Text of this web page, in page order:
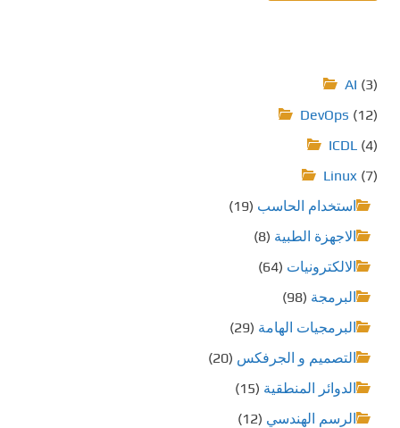
AI (3)
DevOps (12)
ICDL (4)
Linux (7)
استخدام الحاسب (19)
الاجهزة الطبية (8)
الالكترونيات (64)
البرمجة (98)
البرمجيات الهامة (29)
التصميم و الجرفكس (20)
الدوائر المنطقية (15)
الرسم الهندسي (12)